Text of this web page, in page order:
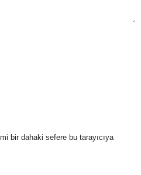
bir dahaki sefere bu tarayıcıya